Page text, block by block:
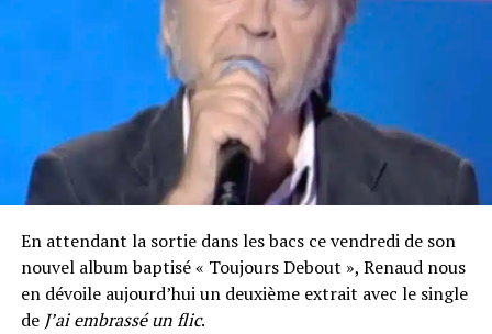
En attendant la sortie dans les bacs ce vendredi de son
nouvel album baptisé « Toujours Debout », Renaud nous
en dévoile aujourd’hui un deuxième extrait avec le single
de J’ai embrassé un flic.